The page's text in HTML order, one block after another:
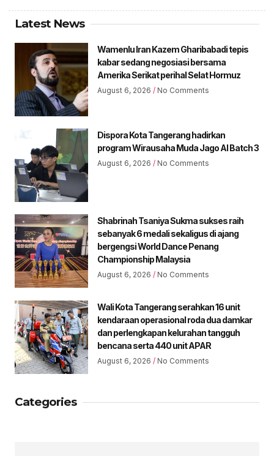
Latest News
Wamenlu Iran Kazem Gharibabadi tepis
kabar sedang negosiasi bersama
Amerika Serikat perihal Selat Hormuz
August 6, 2026 No Comments
Dispora Kota Tangerang hadirkan
program Wirausaha Muda Jago AI Batch 3
August 6, 2026 No Comments
Shabrinah Tsaniya Sukma sukses raih
sebanyak 6 medali sekaligus di ajang
bergengsi World Dance Penang
Championship Malaysia
August 6, 2026 No Comments
Wali Kota Tangerang serahkan 16 unit
kendaraan operasional roda dua damkar
dan perlengkapan kelurahan tangguh
bencana serta 440 unit APAR
August 6, 2026 No Comments
Categories